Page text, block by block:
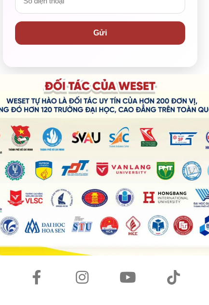
Hội
và
chinh phục ngoại ngữ. Đây là hoạt động thiết thực, giúp
hiệu quả
Gửi